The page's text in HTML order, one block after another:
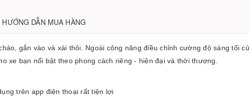
HƯỚNG DẪN MUA HÀNG
gắn vào và xài thôi. Ngoài công năng điều chỉnh cường độ sáng tối
xe bạn nổi bật theo phong cách riêng - hiện đại và thời thượng.
trên app điện thoại rất tiện lợi